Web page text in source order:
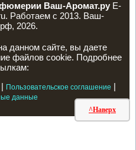
^Наверх
Ваш-Аромат.руE-
Работаем с 2013. Ваш-
2026.
данном сайте, вы даете
файлов cookie. Подробнее
| Пользовательское соглашение |
данные